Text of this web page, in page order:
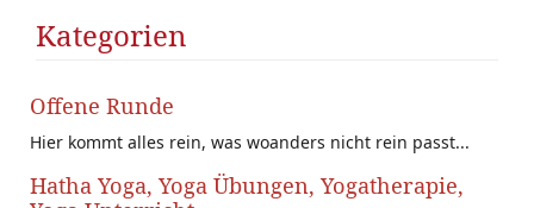
Kategorien
Offene Runde
Hier kommt alles rein, was woanders nicht rein passt...
Hatha Yoga, Yoga Übungen, Yogatherapie,